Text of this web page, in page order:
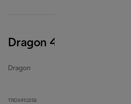
Dragon 4 Pro
Dragon
TRDX41025E